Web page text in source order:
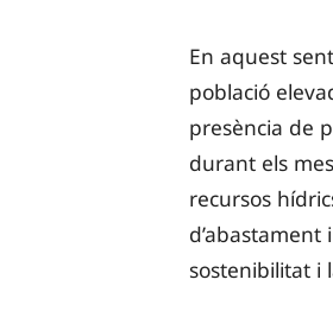
En aquest
població
presència de
durant els
recursos
sostenibilitat i